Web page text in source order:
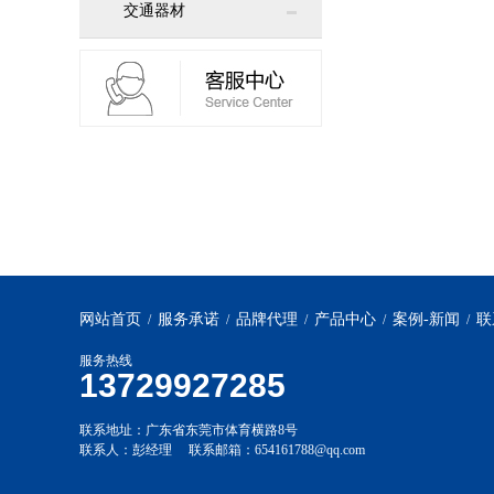
交通器材
网站首页 / 服务承诺 / 品牌代理 / 产品中心 / 案例-新闻 / 联
服务热线
13729927285
联系地址：广东省东莞市体育横路8号
联系人：彭经理 联系邮箱：654161788@qq.com